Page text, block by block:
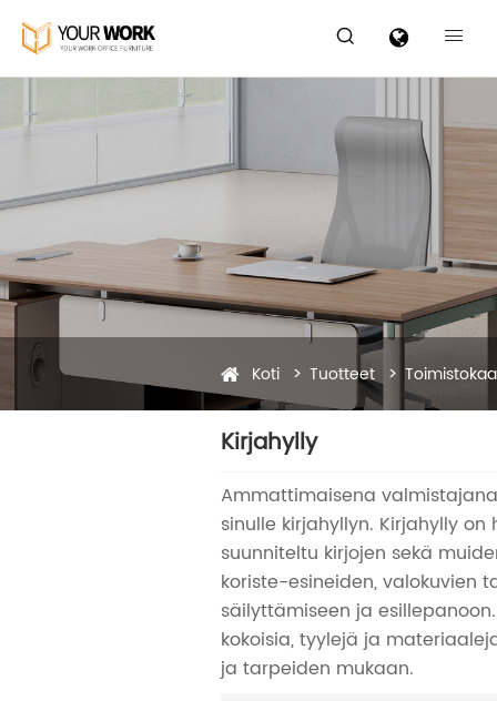
 
Koti Tuotteet
Kirjahylly
Ammattimaisena
sinulle kirjahyllyn. Kirjahylly on
suunniteltu kirjojen sekä
koriste-esineiden, valokuvien
säilyttämiseen ja
kokoisia, tyylejä ja
ja tarpeiden mukaan.